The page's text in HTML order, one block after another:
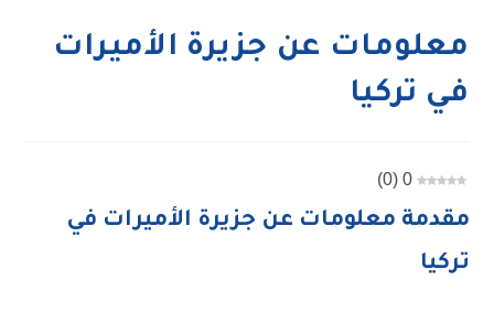
معلومات عن جزيرة الأميرات
في تركيا
0
(
0
)
مقدمة معلومات عن جزيرة الأميرات في
تركيا